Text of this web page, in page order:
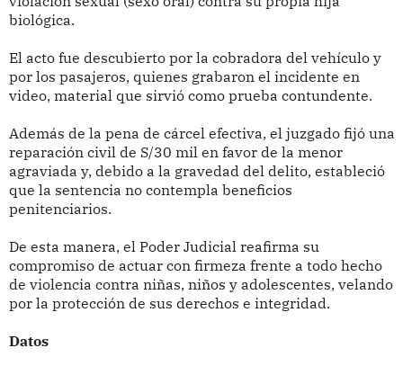
biológica.
El acto fue descubierto por la cobradora del vehículo y
por los pasajeros, quienes grabaron el incidente en
video, material que sirvió como prueba contundente.
Además de la pena de cárcel efectiva, el juzgado fijó una
reparación civil de S/30 mil en favor de la menor
agraviada y, debido a la gravedad del delito, estableció
que la sentencia no contempla beneficios
penitenciarios.
De esta manera, el Poder Judicial reafirma su
compromiso de actuar con firmeza frente a todo hecho
de violencia contra niñas, niños y adolescentes, velando
por la protección de sus derechos e integridad.
Datos